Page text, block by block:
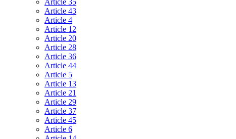
Article 35
Article 43
Article 4
Article 12
Article 20
Article 28
Article 36
Article 44
Article 5
Article 13
Article 21
Article 29
Article 37
Article 45
Article 6